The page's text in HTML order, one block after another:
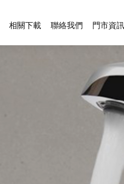
相關下載 聯絡我們 門市資訊